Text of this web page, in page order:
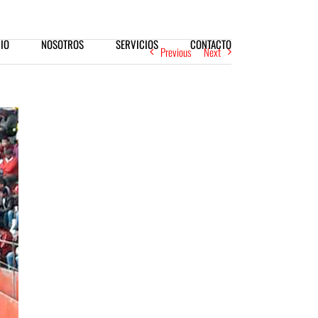
NOSOTROS SERVICIOS CONTACTO
Previous Next